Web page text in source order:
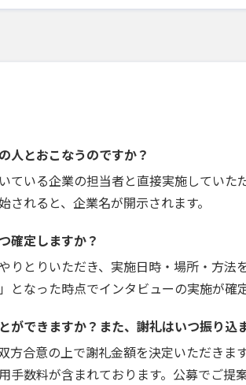
人とおこなうのですか？
ている企業の担当者と直接実施していた
されると、企業名が開示されます。
確定しますか？
りとりいただき、実施日時・場所・方法
となった時点でインタビューの実施が確
ができますか？また、謝礼はいつ振り込
方合意の上で謝礼金額を決定いただきます
手数料が含まれております。公募でご提